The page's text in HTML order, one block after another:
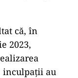
că, în
2023,
inculpații au